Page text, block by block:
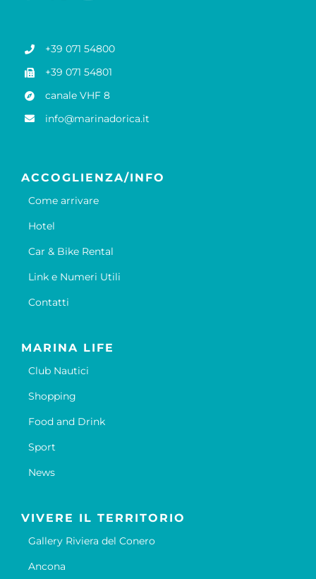
+39 071 54800
+39 071 54801
canale VHF 8
info@marinadorica.it
ACCOGLIENZA/INFO
Come arrivare
Hotel
Car & Bike Rental
Link e Numeri Utili
Contatti
MARINA LIFE
Club Nautici
Shopping
Food and Drink
Sport
News
VIVERE IL TERRITORIO
Gallery Riviera del Conero
Ancona